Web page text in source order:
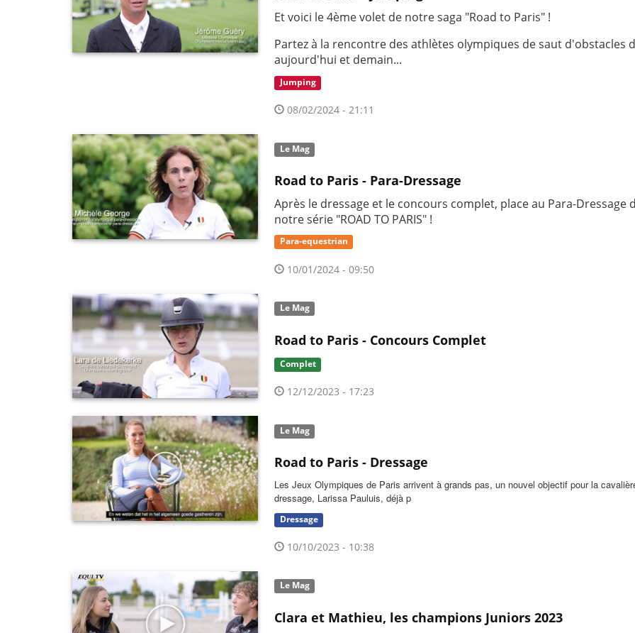
Et voici le 4ème volet de notre saga "Road to Paris" !
Partez à la rencontre des athlètes olympiques de saut d'obstacles
aujourd'hui et demain...
Jumping
08/02/2024 - 21:11
Le Mag
Road to Paris - Para-Dressage
Après le dressage et le concours complet, place au Para-Dressage
notre série "ROAD TO PARIS" !
Para-equestrian
10/01/2024 - 09:50
Le Mag
Road to Paris - Concours Complet
Complet
12/12/2023 - 17:23
Le Mag
Road to Paris - Dressage
Les Jeux Olympiques de Paris arrivent à grands pas, un nouvel objectif pour la
dressage, Larissa Pauluis, déjà p
Dressage
10/10/2023 - 10:38
Le Mag
Clara et Mathieu, les champions Juniors 2023